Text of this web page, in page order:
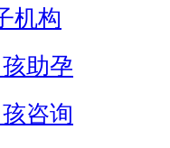
机构
助孕
咨询